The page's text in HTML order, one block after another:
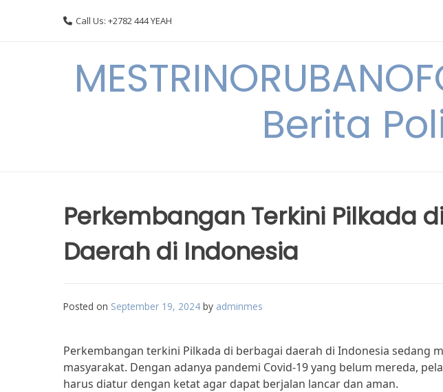
Call Us: +2782 444 YEAH
Berita
Perkembangan Terkini Pilkada
Daerah di Indonesia
Posted on September 19, 2024 by adminmes
Perkembangan terkini Pilkada di berbagai daerah di Indonesia sedang
masyarakat. Dengan adanya pandemi Covid-19 yang belum mereda,
harus diatur dengan ketat agar dapat berjalan lancar dan aman.